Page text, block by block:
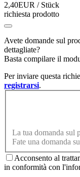
2,40EUR / Stück
richiesta prodotto
Avete domande sul
dettagliate?
Basta compilare il
Per inviare questa
registrarsi.
La tua domanda sul
Fate una domanda
Acconsento al
in conformità con